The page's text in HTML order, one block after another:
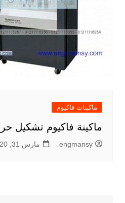
ماكينات فاكيوم
ماكينة فاكيوم تشكيل
engmansy مارس 31, 2020